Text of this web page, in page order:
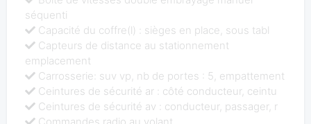
séquenti
Capacité du coffre(l) : sièges en place, sous tabl
Capteurs de distance au stationnement
emplacement
Carrosserie: suv vp, nb de portes : 5, empattement
Ceintures de sécurité ar : côté conducteur, ceintu
Ceintures de sécurité av : conducteur, passager, r